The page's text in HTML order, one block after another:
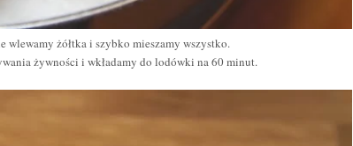
wlewamy żółtka i szybko mieszamy wszystko.
żywności i wkładamy do lodówki na 60 minut.